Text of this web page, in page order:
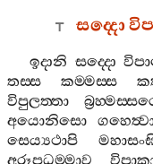
සද‍්දො
ඉදානි සද‍්දො
තස‍්ස
කම‍්මස‍්ස
විපුලත‍්තා
අයොනිසො
සෙය්‍යථාපි